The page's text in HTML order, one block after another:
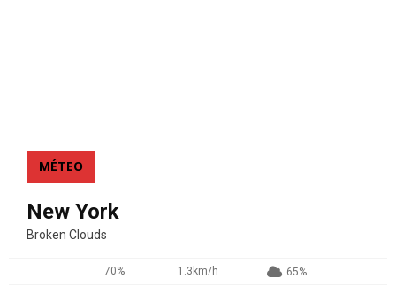
MÉTEO
New York
Broken Clouds
70% 1.3km/h 65%